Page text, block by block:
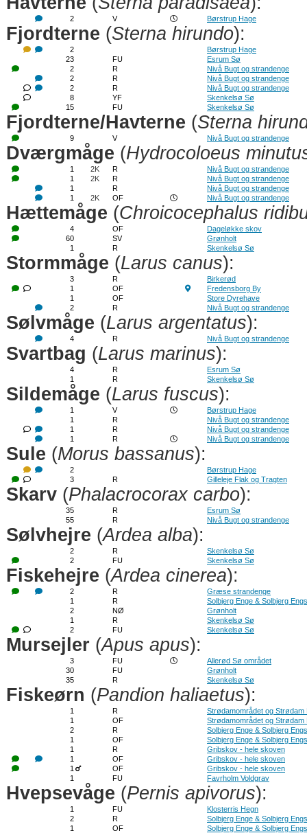
2 V Børstrup Hage
Fjordterne (Sterna hirundo):
2
Børstrup Hage
23
FU
Esrum Sø
2
R
Nivå Bugt og strandenge
2
R
Nivå Bugt og strandenge
2
R
Nivå Bugt og strandenge
8
YF
Skenkelsø Sø
15
FU Skenkelsø Sø
Fjordterne/Havterne (Sterna
9 V Nivå Bugt og strandenge
Dværgmåge (Hydrocoloeus
1 2K R
Nivå Bugt og strandenge
1
2K R
Nivå Bugt og strandenge
1
R
Nivå Bugt og strandenge
1
2K OF Nivå Bugt og strandenge
Hættemåge (Chroicocephalus
4 OF
Dageløkke skov
60
SV
Grønholt
1
R Skenkelsø Sø
Stormmåge (Larus canus):
3 R
Birkerød
1
OF
Fredensborg By
1
OF
Store Dyrehave
2
R Nivå Bugt og strandenge
Sølvmåge (Larus argentatus):
4 R Nivå Bugt og strandenge
Svartbag (Larus marinus):
4 R
Esrum Sø
1
R Skenkelsø Sø
Sildemåge (Larus fuscus):
1 V
Børstrup Hage
1
R
Nivå Bugt og strandenge
1
R
Nivå Bugt og strandenge
1
R Nivå Bugt og strandenge
Sule (Morus bassanus):
2
Børstrup Hage
3
R Gilleleje Flak og Tragten
Skarv (Phalacrocorax carbo):
35 R
Esrum Sø
55
R Nivå Bugt og strandenge
Sølvhejre (Ardea alba):
2 R
Skenkelsø Sø
2
FU Skenkelsø Sø
Fiskehejre (Ardea cinerea):
2 R
Græse strandenge
1
R
Solbjerg Enge & Solbjerg
2
NØ
Grønholt
1
R
Skenkelsø Sø
2
FU Skenkelsø Sø
Mursejler (Apus apus):
3 FU
Allerød Sø området
30
FU
Grønholt
35
R Skenkelsø Sø
Fiskeørn (Pandion haliaetus):
1 R
Strødamområdet og Strødam
1
OF
Strødamområdet og Strødam
2
R
Solbjerg Enge & Solbjerg
1
OF
Solbjerg Enge & Solbjerg
1
R
Gribskov - hele skoven
1
OF
Gribskov - hele skoven
1
OF
Gribskov - hele skoven
1
FU Favrholm Voldgrav
Hvepsevåge (Pernis apivorus):
1 FU
Klosterris Hegn
2
R
Solbjerg Enge & Solbjerg
1
OF
Solbjerg Enge & Solbjerg